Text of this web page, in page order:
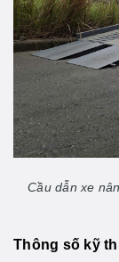
Cầu dẫn xe
Thông số kỹ